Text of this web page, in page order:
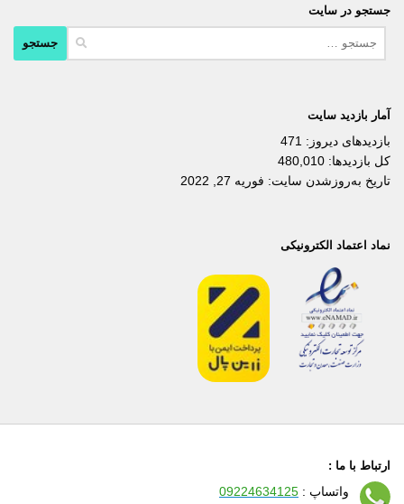
جستجو در سایت
آمار بازدید سایت
بازدیدهای دیروز: 471
کل بازدیدها: 480,010
تاریخ به‌روزشدن سایت: فوریه 27, 2022
نماد اعتماد الکترونیکی
ارتباط با ما :
واتساپ : 09224634125